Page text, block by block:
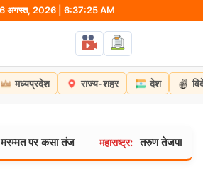
6 अगस्त, 2026 | 6:37:26 AM
मध्यप्रदेश राज्य-शहर देश
तंज महाराष्ट्र: तरुण तेजपाल को झटका: बॉम्बे